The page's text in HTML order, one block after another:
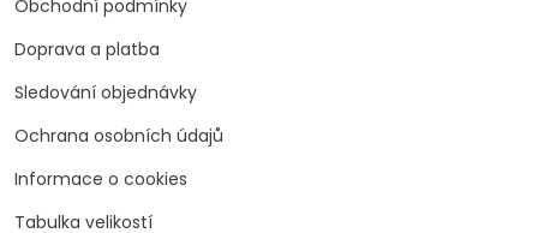
Obchodní podmínky
Doprava a platba
Sledování objednávky
Ochrana osobních údajů
Informace o cookies
Tabulka velikostí